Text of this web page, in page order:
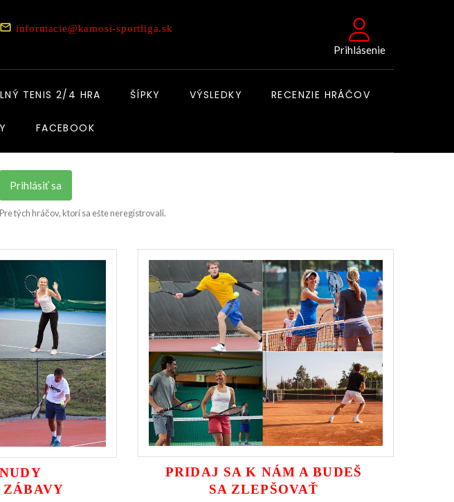
informacie@kamosi-sportliga.sk
Prihlásenie
TENIS 2/4 HRA ŠÍPKY VÝSLEDKY RECENZIE HRÁČOV
FACEBOOK
Prihlásiť sa
Pre tých hráčov, ktorí sa ešte neregistrovali.
PRIDAJ SA K NÁM A BUDEŠ
SA ZLEPŠOVAŤ